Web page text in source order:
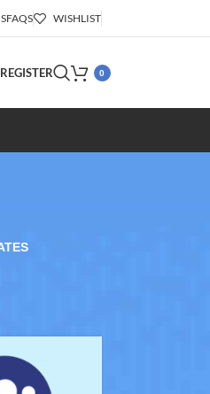
FAQS WISHLIST
0